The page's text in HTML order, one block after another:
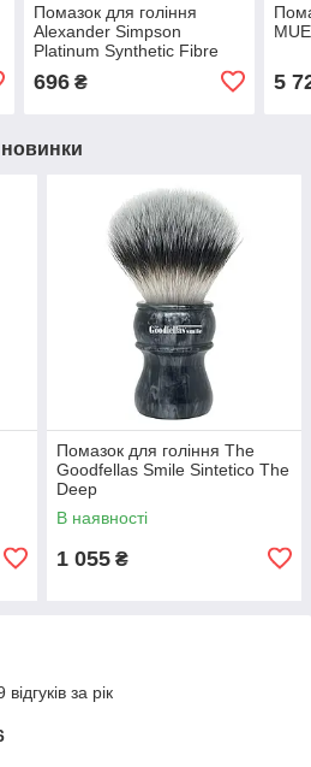
Помазок для гоління
Alexander Simpson
Platinum Synthetic Fibre
696₴ 5
новинки
Помазок для гоління The
Goodfellas Smile Sintetico The
Deep
В наявності
1 055 ₴
за рік